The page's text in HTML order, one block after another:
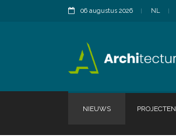
06 augustus 2026 NL
NIEUWS PROJECTEN